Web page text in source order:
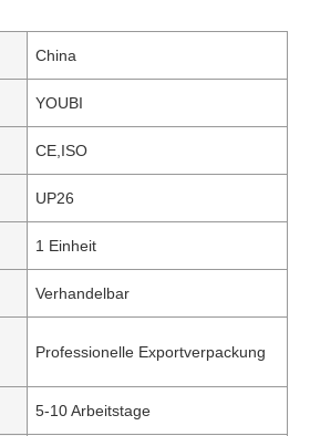
China
YOUBI
CE,ISO
UP26
1 Einheit
Verhandelbar
Professionelle Exportverpackung
5-10 Arbeitstage